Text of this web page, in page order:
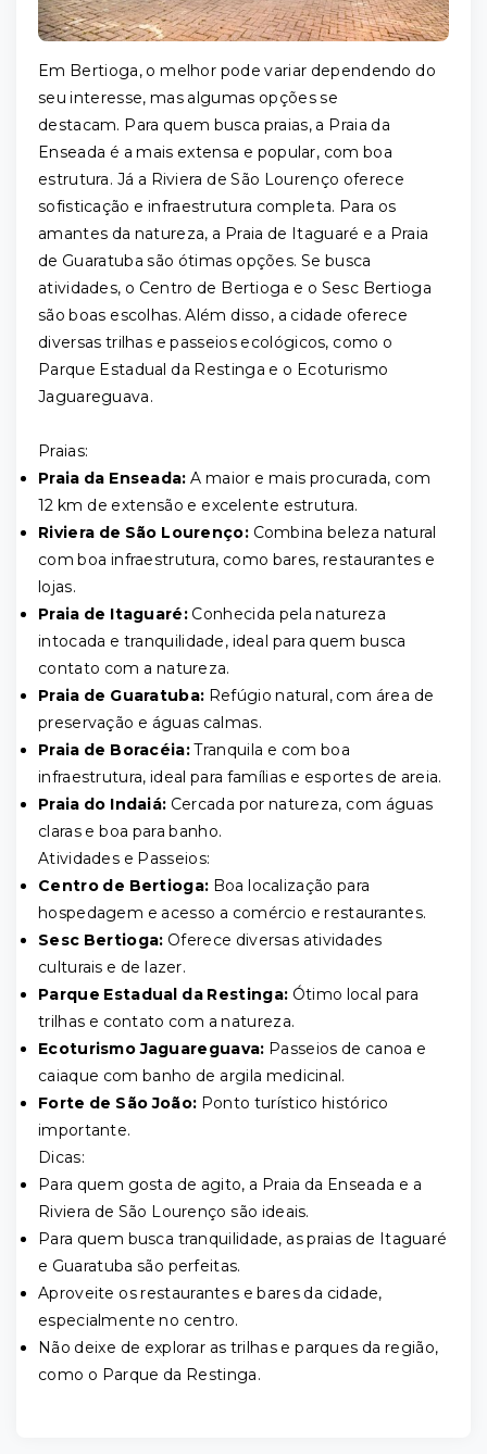
Em Bertioga, o melhor pode variar dependendo do
seu interesse, mas algumas opções se
destacam. Para quem busca praias, a Praia da
Enseada é a mais extensa e popular, com boa
estrutura. Já a Riviera de São Lourenço oferece
sofisticação e infraestrutura completa. Para os
amantes da natureza, a Praia de Itaguaré e a Praia
de Guaratuba são ótimas opções. Se busca
atividades, o Centro de Bertioga e o Sesc Bertioga
são boas escolhas. Além disso, a cidade oferece
diversas trilhas e passeios ecológicos, como o
Parque Estadual da Restinga e o Ecoturismo
Jaguareguava.
Praias:
Praia da Enseada: A maior e mais procurada, com
12 km de extensão e excelente estrutura.
Riviera de São Lourenço:Combina beleza natural
com boa infraestrutura, como bares, restaurantes e
lojas.
Praia de Itaguaré:Conhecida pela natureza
intocada e tranquilidade, ideal para quem busca
contato com a natureza.
Praia de Guaratuba: Refúgio natural, com área de
preservação e águas calmas.
Praia de Boracéia:Tranquila e com boa
infraestrutura, ideal para famílias e esportes de areia.
Praia do Indaiá: Cercada por natureza, com águas
claras e boa para banho.
Atividades e Passeios:
Centro de Bertioga: Boa localização para
hospedagem e acesso a comércio e restaurantes.
Sesc Bertioga: Oferece diversas atividades
culturais e de lazer.
Parque Estadual da Restinga: Ótimo local para
trilhas e contato com a natureza.
Ecoturismo Jaguareguava: Passeios de canoa e
caiaque com banho de argila medicinal.
Forte de São João: Ponto turístico histórico
importante.
Dicas:
Para quem gosta de agito, a Praia da Enseada e a
Riviera de São Lourenço são ideais.
Para quem busca tranquilidade, as praias de Itaguaré
e Guaratuba são perfeitas.
Aproveite os restaurantes e bares da cidade,
especialmente no centro.
Não deixe de explorar as trilhas e parques da região,
como o Parque da Restinga.